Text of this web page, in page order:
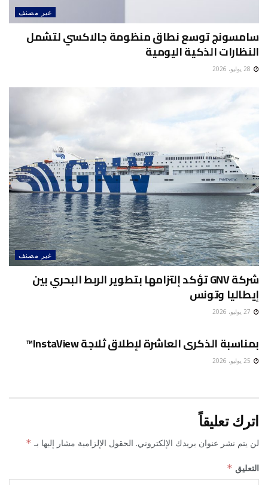
غير مصنف
سامسونج توسع نطاق منظومة جالاكسي لتشمل
النظارات الذكية اليومية
غير مصنف
شركة GNV تؤكد إلتزامها بتطوير الربط البحري بين
إيطاليا وتونس
بمناسبة الذكرى العاشرة لإطلاق ثلاجة InstaView™
اترك تعليقاً
لن يتم نشر عنوان بريدك الإلكتروني. الحقول الإلزامية مشار إليها بـ *
التعليق *